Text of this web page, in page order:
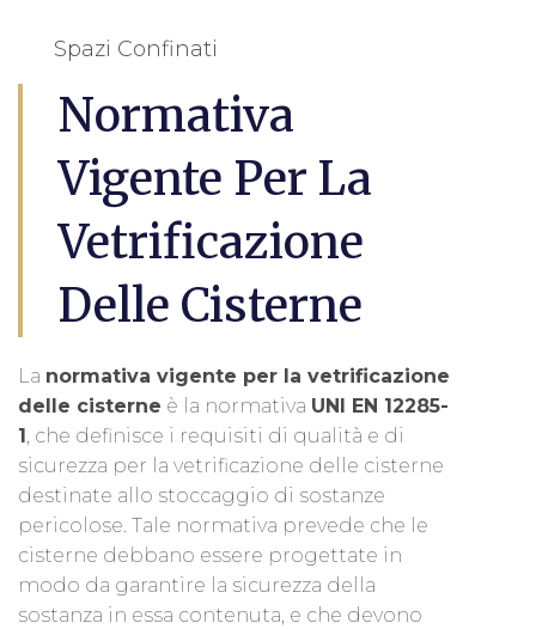
Spazi Confinati
Normativa
Vigente Per La
Vetrificazione
Delle Cisterne
La normativa vigente per la vetrificazione
delle cisterne è la normativa UNI EN 12285-
1, che definisce i requisiti di qualità e di
sicurezza per la vetrificazione delle cisterne
destinate allo stoccaggio di sostanze
pericolose. Tale normativa prevede che le
cisterne debbano essere progettate in
modo da garantire la sicurezza della
sostanza in essa contenuta, e che devono